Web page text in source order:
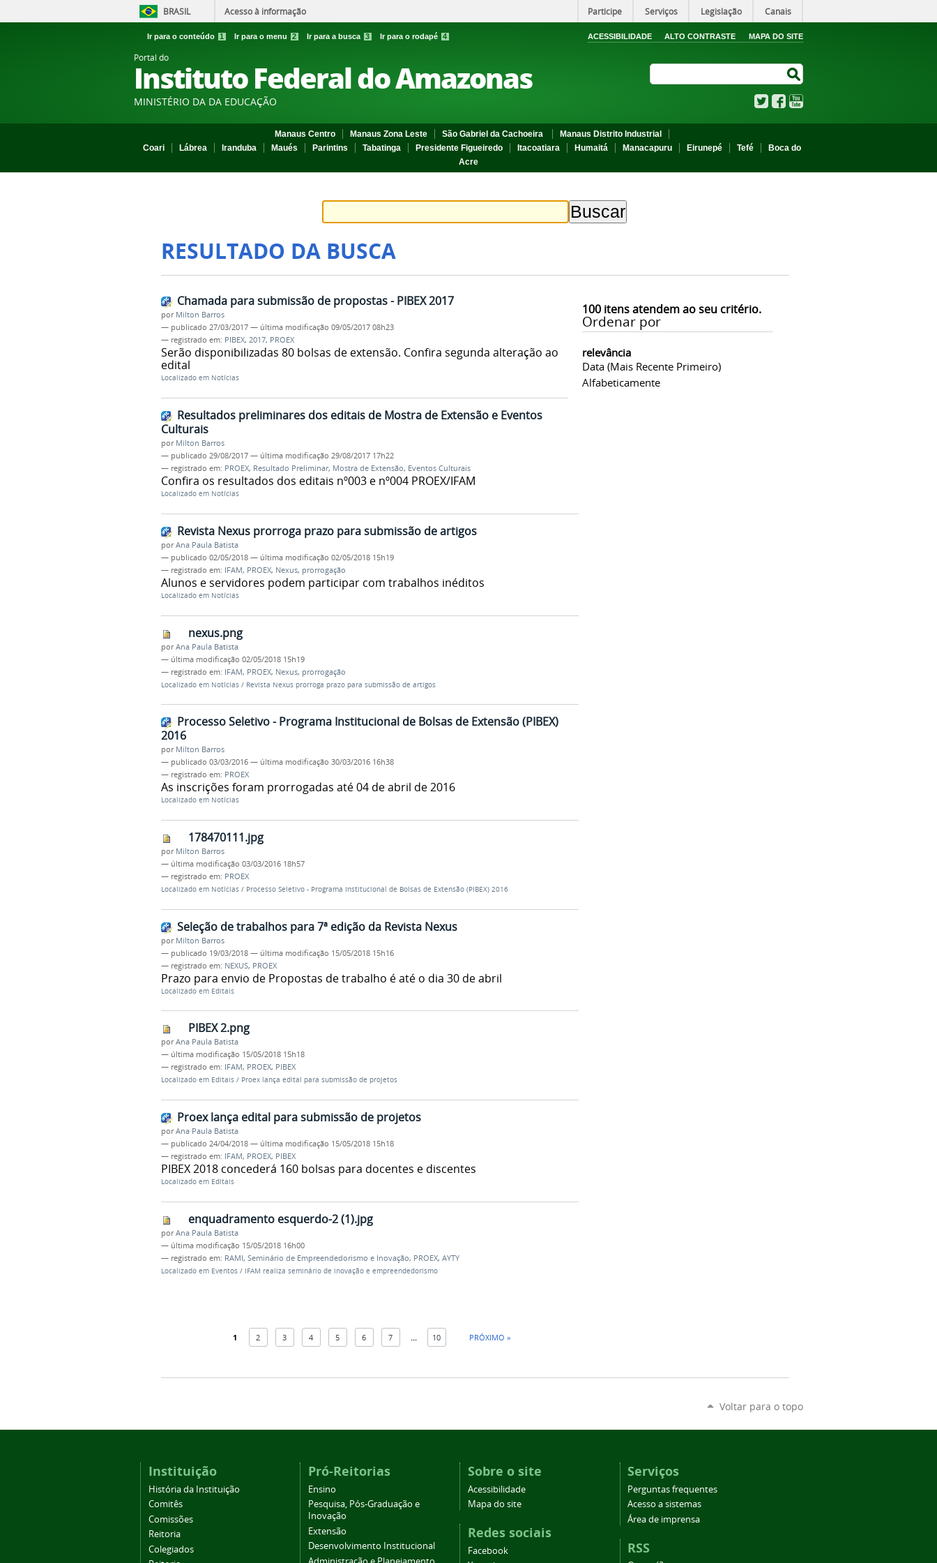
BRASIL Acesso à informação Participe Serviços Legislação Canais
Ir para o conteúdo 1 Ir para o menu 2 Ir para a busca 3 Ir para o rodapé 4 ACESSIBILIDADE ALTO CONTRASTE MAPA DO SITE
Portal do
Instituto Federal do Amazonas
MINISTÉRIO DA DA EDUCAÇÃO TwitterFacebook
Manaus Centro Manaus Zona Leste São Gabriel da Cachoeira
Manaus Distrito Industrial
Coari
Lábrea Iranduba Maués Parintins Tabatinga Presidente Figueiredo Itacoatiara Humaitá Manacapuru Eirunepé Tefé
Boca do
Acre
RESULTADO DA BUSCA
100itens atendem ao seu critério.
Ordenar por
relevância
Data (mais Recente Primeiro)
Alfabeticamente
Chamada para submissão de propostas - PIBEX 2017
por Milton Barros
— publicado 27/03/2017 — última modificação 09/05/2017 08h23
— registrado em: PIBEX, 2017, PROEX
Serão disponibilizadas 80 bolsas de extensão. Confira segunda alteração ao
edital
Localizado em Notícias
Resultados preliminares dos editais de Mostra de Extensão e Eventos
Culturais
por Milton Barros
— publicado 29/08/2017 — última modificação 29/08/2017 17h22
— registrado em: PROEX, Resultado Preliminar, Mostra de Extensão, Eventos Culturais
Confira os resultados dos editais nº003 e nº004 PROEX/IFAM
Localizado em Notícias
Revista Nexus prorroga prazo para submissão de artigos
porAna Paula Batista
— publicado 02/05/2018 — última modificação 02/05/2018 15h19
— registrado em: IFAM, PROEX, Nexus, prorrogação
Alunos e servidores podem participar com trabalhos inéditos
Localizado em Notícias
nexus.png
porAna Paula Batista
— última modificação 02/05/2018 15h19
— registrado em: IFAM, PROEX, Nexus, prorrogação
Localizado em Notícias / Revista Nexus prorroga prazo para submissão de artigos
Processo Seletivo - Programa Institucional de Bolsas de Extensão (PIBEX)
2016
por Milton Barros
— publicado 03/03/2016 — última modificação 30/03/2016 16h38
— registrado em: PROEX
As inscrições foram prorrogadas até 04 de abril de 2016
Localizado em Notícias
178470111.jpg
por Milton Barros
— última modificação 03/03/2016 18h57
— registrado em: PROEX
Localizado em Notícias / Processo Seletivo - Programa Institucional de Bolsas de Extensão (PIBEX) 2016
Seleção de trabalhos para 7ª edição da Revista Nexus
por Milton Barros
— publicado 19/03/2018 — última modificação 15/05/2018 15h16
— registrado em: NEXUS, PROEX
Prazo para envio de Propostas de trabalho é até o dia 30 de abril
Localizado em Editais
PIBEX 2.png
porAna Paula Batista
— última modificação 15/05/2018 15h18
— registrado em: IFAM, PROEX, PIBEX
Localizado em Editais / Proex lança edital para submissão de projetos
Proex lança edital para submissão de projetos
porAna Paula Batista
— publicado 24/04/2018 — última modificação 15/05/2018 15h18
— registrado em: IFAM, PROEX, PIBEX
PIBEX 2018 concederá 160 bolsas para docentes e discentes
Localizado em Editais
enquadramento esquerdo-2 (1).jpg
porAna Paula Batista
— última modificação 15/05/2018 16h00
— registrado em: RAMI, Seminário de Empreendedorismo e Inovação, PROEX, AYTY
Localizado em Eventos / IFAM realiza seminário de inovação e empreendedorismo
1 2 3 4 5 6 7 10 PRÓXIMO »
Voltar para o topo
Instituição
História da Instituição
Comitês
Comissões
Reitoria
Colegiados
Pró-Reitorias
Ensino
Pesquisa, Pós-Graduação e
Inovação
Extensão
Desenvolvimento Institucional
Sobre o site
Acessibilidade
Mapa do site
Redes sociais
Facebook
Serviços
Perguntas frequentes
Acesso a sistemas
Área de imprensa
RSS